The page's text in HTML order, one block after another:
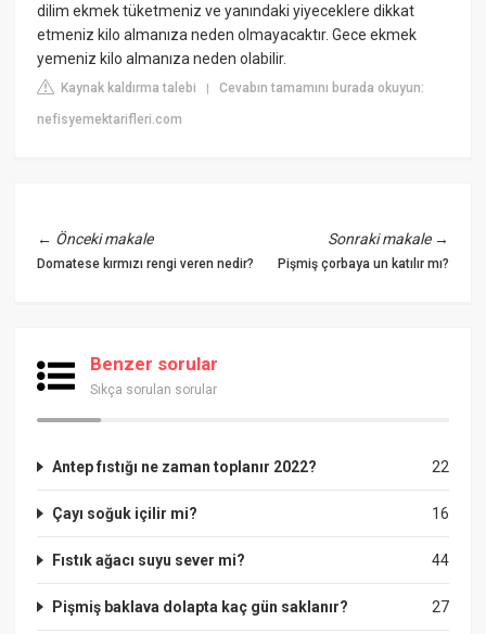
dilim ekmek tüketmeniz ve yanındaki yiyeceklere dikkat
etmeniz kilo almanıza neden olmayacaktır. Gece ekmek
yemeniz kilo almanıza neden olabilir.
Kaynak kaldırma talebi |Cevabın tamamını burada okuyun:
nefisyemektarifleri.com
← Önceki makale
Domatese kırmızı rengi veren nedir?
Sonraki makale→
Pişmiş çorbaya un katılır mı?
Benzer sorular
Sıkça sorulan sorular
22
Antep fıstığı ne zaman toplanır 2022?
16
Çayı soğuk içilir mi?
44
Fıstık ağacı suyu sever mi?
27
Pişmiş baklava dolapta kaç gün saklanır?